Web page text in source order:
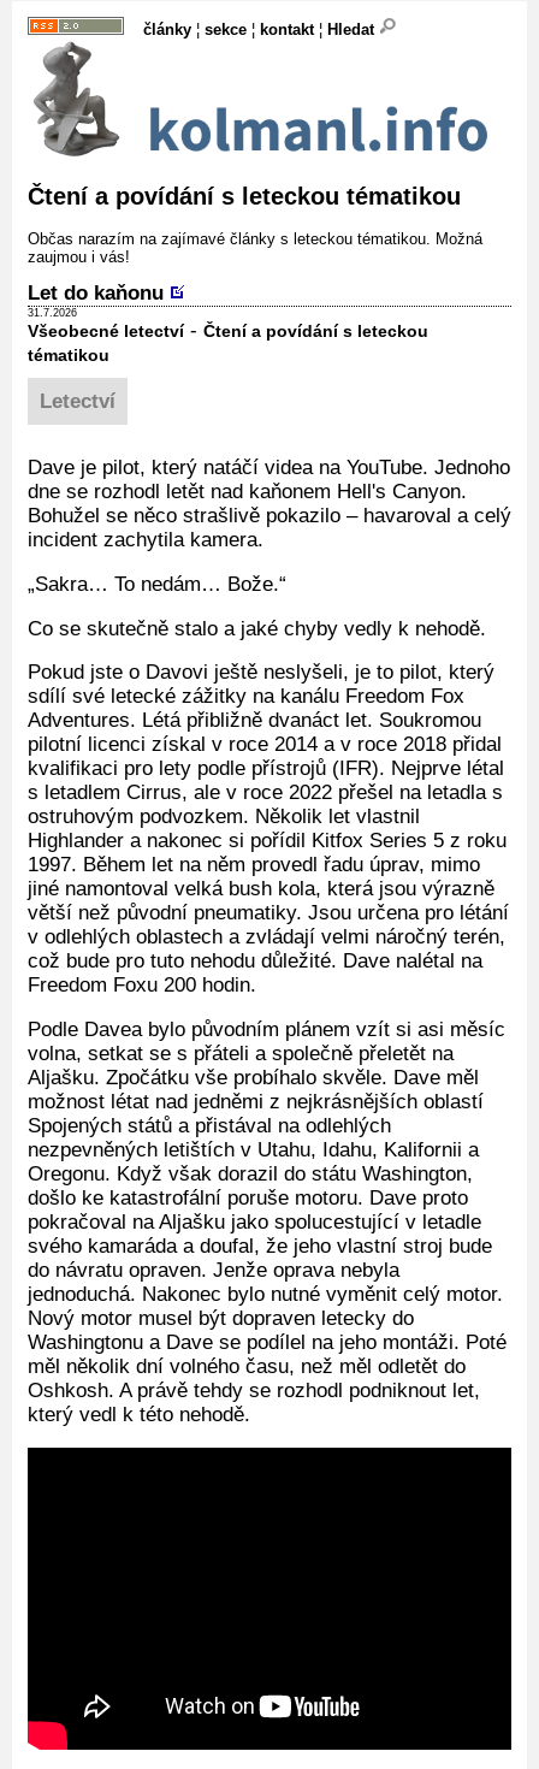
články ¦ sekce ¦ kontakt¦ Hledat
Čtení a povídání s leteckou tématikou
Občas narazím na zajímavé články s leteckou tématikou. Možná
zaujmou i vás!
Let do kaňonu
31.7.2026
Všeobecné letectví- Čtení a povídání s leteckou
tématikou
Letectví
Dave je pilot, který natáčí videa na YouTube. Jednoho
dne se rozhodl letět nad kaňonem Hell's Canyon.
Bohužel se něco strašlivě pokazilo – havaroval a celý
incident zachytila kamera.
„Sakra… To nedám… Bože.“
Co se skutečně stalo a jaké chyby vedly k nehodě.
Pokud jste o Davovi ještě neslyšeli, je to pilot, který
sdílí své letecké zážitky na kanálu Freedom Fox
Adventures. Létá přibližně dvanáct let. Soukromou
pilotní licenci získal v roce 2014 a v roce 2018 přidal
kvalifikaci pro lety podle přístrojů (IFR). Nejprve létal
s letadlem Cirrus, ale v roce 2022 přešel na letadla s
ostruhovým podvozkem. Několik let vlastnil
Highlander a nakonec si pořídil Kitfox Series 5 z roku
1997. Během let na něm provedl řadu úprav, mimo
jiné namontoval velká bush kola, která jsou výrazně
větší než původní pneumatiky. Jsou určena pro létání
v odlehlých oblastech a zvládají velmi náročný terén,
což bude pro tuto nehodu důležité. Dave nalétal na
Freedom Foxu 200 hodin.
Podle Davea bylo původním plánem vzít si asi měsíc
volna, setkat se s přáteli a společně přeletět na
Aljašku. Zpočátku vše probíhalo skvěle. Dave měl
možnost létat nad jedněmi z nejkrásnějších oblastí
Spojených států a přistával na odlehlých
nezpevněných letištích v Utahu, Idahu, Kalifornii a
Oregonu. Když však dorazil do státu Washington,
došlo ke katastrofální poruše motoru. Dave proto
pokračoval na Aljašku jako spolucestující v letadle
svého kamaráda a doufal, že jeho vlastní stroj bude
do návratu opraven. Jenže oprava nebyla
jednoduchá. Nakonec bylo nutné vyměnit celý motor.
Nový motor musel být dopraven letecky do
Washingtonu a Dave se podílel na jeho montáži. Poté
měl několik dní volného času, než měl odletět do
Oshkosh. A právě tehdy se rozhodl podniknout let,
který vedl k této nehodě.